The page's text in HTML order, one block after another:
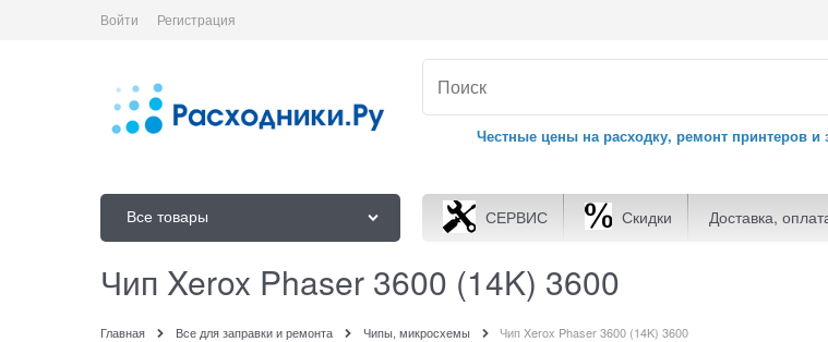
Войти Регистрация
Честные цены на расходку, ремонт принтеров и
Все товары СЕРВИС Скидки Доставка,
Чип Xerox Phaser 3600 (14K) 3600
Главная Все для заправки и ремонта Чипы, микросхемы Чип Xerox Phaser 3600 (14K) 3600